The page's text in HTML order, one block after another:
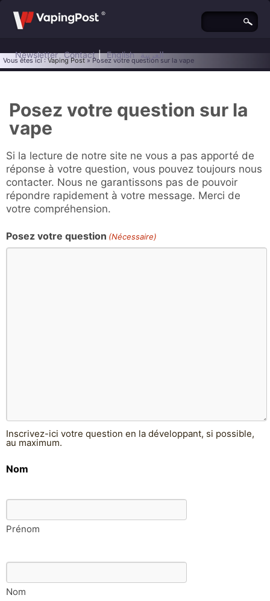
Newsletter Contact | English العربية
Vous êtes ici :Vaping Post» Posez votre question sur la vape
Posez votre question sur la
vape
Si la lecture de notre site ne vous a pas apporté de
réponse à votre question, vous pouvez toujours nous
contacter. Nous ne garantissons pas de pouvoir
répondre rapidement à votre message. Merci de
votre compréhension.
Posez votre question (Nécessaire)
Inscrivez-ici votre question en la développant, si possible,
au maximum.
Nom
Prénom
Nom